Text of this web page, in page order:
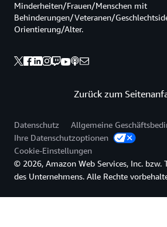
Zurück zum
Minderheiten/Frauen/Menschen mit
Behinderungen/Veteranen/
Orientierung/Alter.
Datenschutz
Allgemeine
Ihre Datenschutzoptionen
Cookie-Einstellungen
© 2026, Amazon Web Services, Inc. bzw.
des Unternehmens. Alle Rechte